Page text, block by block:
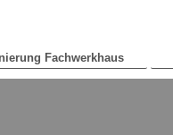
Fachwerkhaus